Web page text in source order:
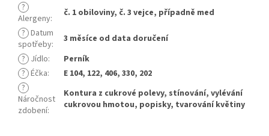
?
Alergeny:
č. 1 obiloviny, č. 3 vejce, případně med
? Datum
spotřeby:
3 měsíce od data doručení
? Jídlo:
Perník
? Éčka:
E 104, 122, 406, 330, 202
?
Náročnost
zdobení:
Kontura z cukrové polevy, stínování, vylévání
cukrovou hmotou, popisky, tvarování květiny